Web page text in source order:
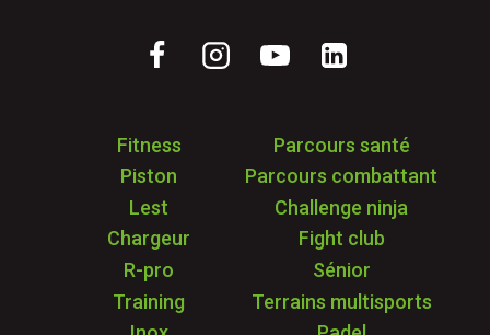
Fitness
Parcours santé
Piston
Parcours combattant
Lest
Challenge ninja
Chargeur
Fight club
R-pro
Sénior
Training
Terrains multisports